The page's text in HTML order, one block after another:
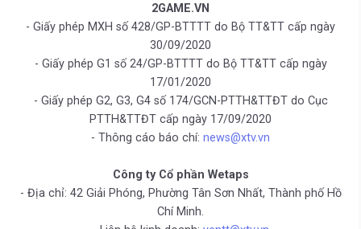
2GAME.VN
- Giấy phép MXH số 428/GP-BTTTT do Bộ TT&TT cấp ngày
30/09/2020
- Giấy phép G1 số 24/GP-BTTTT do Bộ TT&TT cấp ngày
17/01/2020
- Giấy phép G2, G3, G4 số 174/GCN-PTTH&TTĐT do Cục
PTTH&TTĐT cấp ngày 17/09/2020
- Thông cáo báo chí: news@xtv.vn
Công ty Cổ phần Wetaps
- Địa chỉ: 42 Giải Phóng, Phường Tân Sơn Nhất, Thành phố Hồ
Chí Minh.